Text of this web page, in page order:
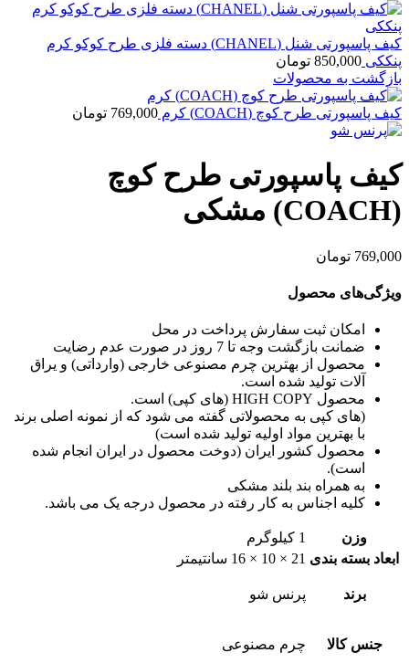
کیف پاسپورتی شنل (CHANEL) دسته فلزی طرح کوکو کرم
پنککی 850,000 تومان
بازگشت به محصولات
کیف پاسپورتی طرح کوچ (COACH) کرم 769,000 تومان
کیف پاسپورتی طرح کوچ
(COACH) مشکی
769,000 تومان
ویژگی‌های محصول
امکان ثبت سفارش پرداخت در محل
ضمانت بازگشت وجه تا 7 روز در صورت عدم رضایت
محصول از بهترین چرم مصنوعی خارجی (وارداتی) و یراق
آلات تولید شده است.
محصول HIGH COPY (های کپی) است.
(های کپی به محصولاتی گفته می شود که از نمونه اصلی برند
با بهترین مواد اولیه تولید شده است)
محصول کشور ایران (دوخت محصول در ایران انجام شده
است).
به همراه بند بلند مشکی
کلیه اجناس به کار رفته در محصول درجه یک می باشد.
وزن
1 کیلوگرم
ابعاد بسته بندی 21 × 10 × 16 سانتیمتر
برند پرنس شو
جنس کالا چرم مصنوعی